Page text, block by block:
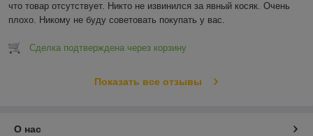
что товар отсутствует. Никто не извинился за явный косяк. Очень
плохо. Никому не буду советовать покупать у вас.
Сделка подтверждена через корзину
Показать все отзывы
О нас